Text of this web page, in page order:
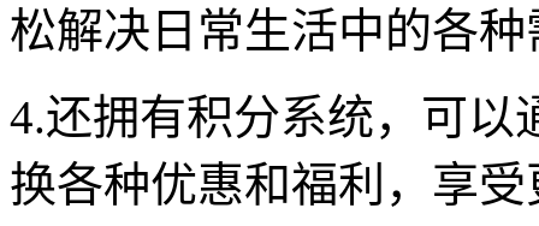
松解决日常生活中的各种
4.还拥有积分系统，可以
换各种优惠和福利，享